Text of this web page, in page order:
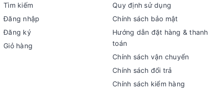
Tìm kiếm
Đăng nhập
Đăng ký
Giỏ hàng
Quy định sử dụng
Chính sách bảo mật
Hướng dẫn đặt hàng & thanh
toán
Chính sách vận chuyển
Chính sách đổi trả
Chính sách kiểm hàng